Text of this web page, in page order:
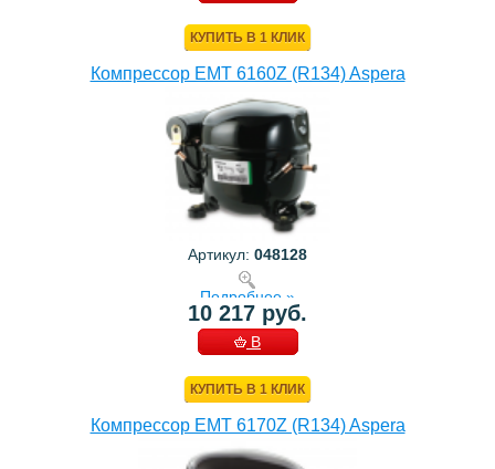
КУПИТЬ В 1 КЛИК
Компрессор EMT 6160Z (R134) Aspera
Артикул: 048128
Подробнее »
10 217 руб.
В
КУПИТЬ В 1 КЛИК
Компрессор EMT 6170Z (R134) Aspera